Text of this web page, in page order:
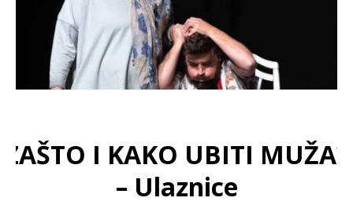
ZAŠTO I KAKO UBITI MUŽA?
– Ulaznice